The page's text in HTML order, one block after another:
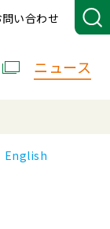
問い合わせ
ニュース
English